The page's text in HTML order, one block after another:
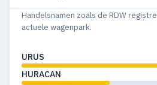
1966 1
1964
Handelsnamen zoals de RDW
actuele wagenpark.
URUS
HURACAN